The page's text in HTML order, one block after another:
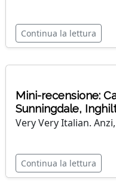
Continua la lettura
Mini-recensione:
Sunningdale,
Very Very Italian.
Continua la lettura